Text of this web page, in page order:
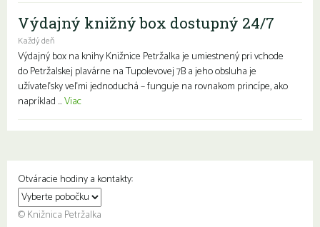
Výdajný knižný box dostupný 24/7
Každý deň
Výdajný box na knihy Knižnice Petržalka je umiestnený pri vchode
do Petržalskej plavárne na Tupolevovej 7B a jeho obsluha je
užívateľsky veľmi jednoduchá – funguje na rovnakom princípe, ako
napríklad ...Viac
Otváracie hodiny a kontakty:
© Knižnica Petržalka